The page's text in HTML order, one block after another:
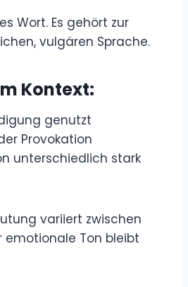
Wort. Es gehört zur
vulgären Sprache.
Kontext:
genutzt
Provokation
unterschiedlich stark
variiert zwischen
emotionale Ton bleibt